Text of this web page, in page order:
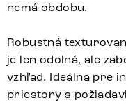
nemá obdobu.
Robustná
je len odolná, ale
vzhľad. Ideálna pre
priestory s